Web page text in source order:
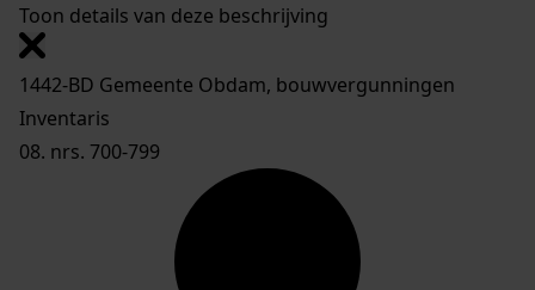
Toon details van deze beschrijving
1442-BD Gemeente Obdam, bouwvergunningen
Inventaris
08. nrs. 700-799